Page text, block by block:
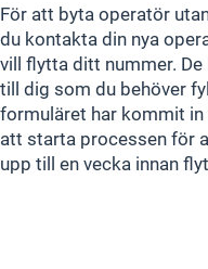
För att byta operatör
du kontakta din nya
vill flytta ditt nummer.
till dig som du behöver
formuläret har kommit
att starta processen för
upp till en vecka innan